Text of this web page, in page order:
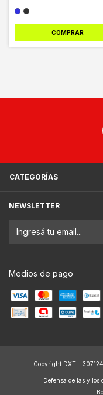
COMPRAR
CATEGORÍAS
NEWSLETTER
Medios de pago
Copyright DXT -
Defensa de las y los